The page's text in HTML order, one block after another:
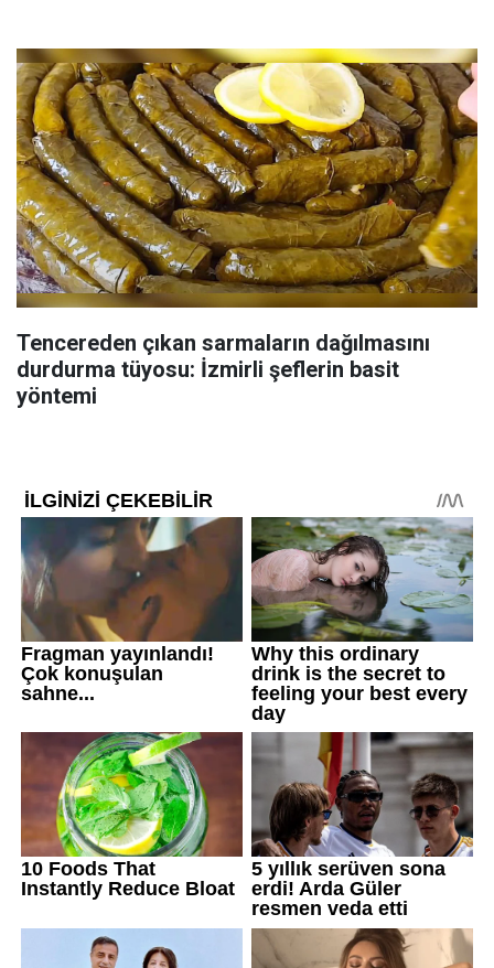
Tencereden çıkan sarmaların dağılmasını
durdurma tüyosu: İzmirli şeflerin basit
yöntemi